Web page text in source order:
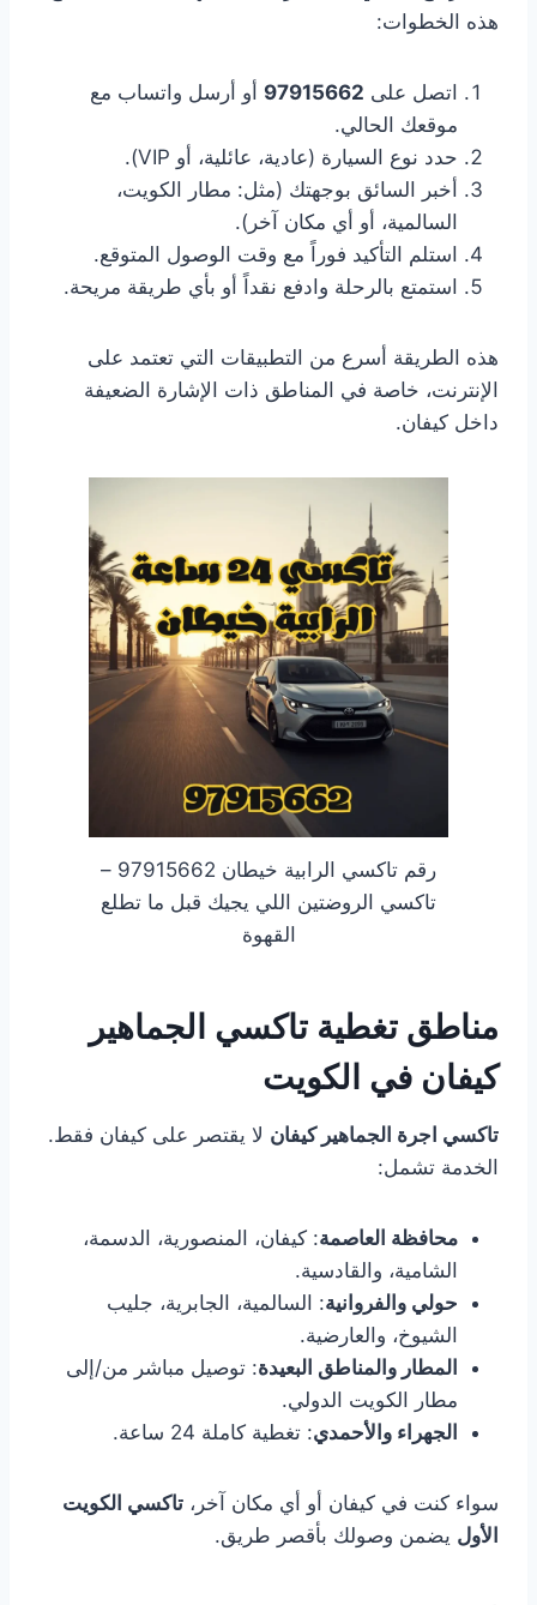
هذه الخطوات:
اتصل على 97915662 أو أرسل واتساب مع
موقعك الحالي.
حدد نوع السيارة (عادية، عائلية، أو VIP).
أخبر السائق بوجهتك (مثل: مطار الكويت،
السالمية، أو أي مكان آخر).
استلم التأكيد فوراً مع وقت الوصول المتوقع.
استمتع بالرحلة وادفع نقداً أو بأي طريقة مريحة.
هذه الطريقة أسرع من التطبيقات التي تعتمد على
الإنترنت، خاصة في المناطق ذات الإشارة الضعيفة
داخل كيفان.
رقم تاكسي الرابية خيطان 97915662 –
تاكسي الروضتين اللي يجيك قبل ما تطلع
القهوة
مناطق تغطية تاكسي الجماهير
كيفان في الكويت
تاكسي اجرة الجماهير كيفان لا يقتصر على كيفان فقط.
الخدمة تشمل:
محافظة العاصمة: كيفان، المنصورية، الدسمة،
الشامية، والقادسية.
حولي والفروانية: السالمية، الجابرية، جليب
الشيوخ، والعارضية.
المطار والمناطق البعيدة: توصيل مباشر من/إلى
مطار الكويت الدولي.
الجهراء والأحمدي: تغطية كاملة 24 ساعة.
سواء كنت في كيفان أو أي مكان آخر، تاكسي الكويت
الأول يضمن وصولك بأقصر طريق.